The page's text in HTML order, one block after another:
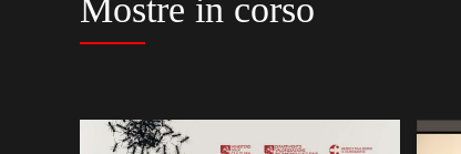
Mostre in corso